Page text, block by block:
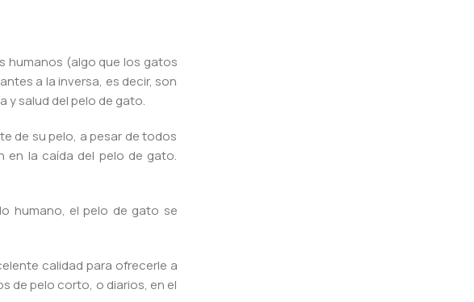
humanos (algo que los gatos
a la inversa, es decir, son
y salud del pelo de gato.
de su pelo, a pesar de todos
en la caída del pelo de gato.
humano, el pelo de gato se
calidad para ofrecerle a
de pelo corto, o diarios, en el